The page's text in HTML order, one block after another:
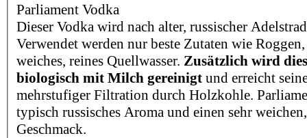
Parliament Vodka
Dieser Vodka wird nach alter, russischer
Verwendet werden nur beste Zutaten wie
weiches, reines Quellwasser. Zusätzlich wird
biologisch mit Milch gereinigt und erreicht
mehrstufiger Filtration durch Holzkohle.
typisch russisches Aroma und einen sehr
Geschmack.